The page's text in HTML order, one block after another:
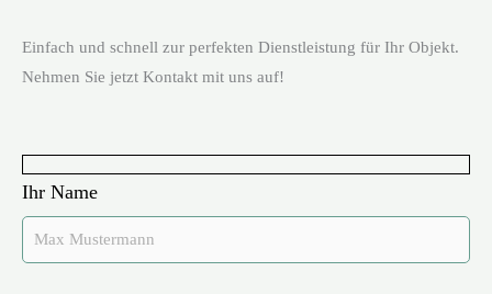
Einfach und schnell zur perfekten Dienstleistung für Ihr Objekt.
Nehmen Sie jetzt Kontakt mit uns auf!
Ihr Name